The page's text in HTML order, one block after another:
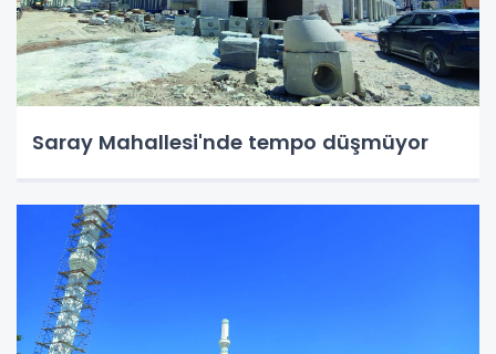
Saray Mahallesi'nde tempo düşmüyor